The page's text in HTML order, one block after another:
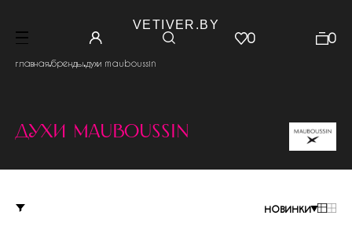
VETIVER.BY
0 0
главная.бренды.духи mauboussin
духи mauboussin
новинки